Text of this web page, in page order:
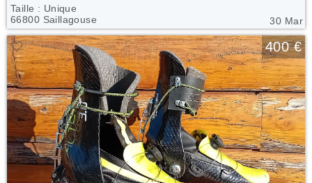
30 Mar
Taille : Unique
66800 Saillagouse
🤍 400 €